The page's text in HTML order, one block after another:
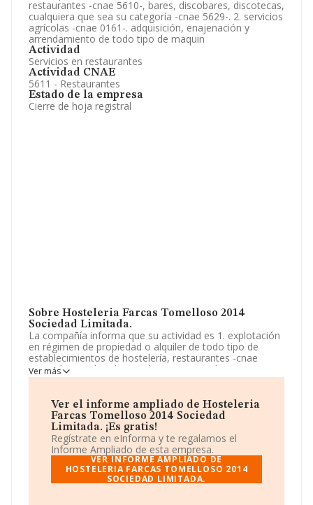
restaurantes -cnae 5610-, bares, discobares, discotecas,
cualquiera que sea su categoría -cnae 5629-. 2. servicios
agrícolas -cnae 0161-. adquisición, enajenación y
arrendamiento de todo tipo de maquin
Actividad
Servicios en restaurantes
Actividad CNAE
5611 - Restaurantes
Estado de la empresa
Cierre de hoja registral
Sobre Hosteleria Farcas Tomelloso 2014
Sociedad Limitada.
La compañía informa que su actividad es 1. explotación
en régimen de propiedad o alquiler de todo tipo de
establecimientos de hostelería, restaurantes -cnae
5610-, bares, discobares, discotecas, cualquiera que sea
su categoría -cnae 5629-. 2. servicios agrícolas -cnae
todo tipo de maquin. La empresa está registrada como
Sociedad Limitada. La actividad de referencia CNAE
corresponde a '%cnae%', cuyo Código es 5611. La
sociedad no tiene actividad en mercados exteriores.
La empresa españolaHosteleria Farcas Tomelloso
2014 Sociedad Limitada, NIF B13574678, se
encuentra en Avenida De Juan Carlos I núm. S/N,
Ver más
Ver el informe ampliado de Hosteleria
Farcas Tomelloso 2014 Sociedad
Limitada. ¡Es gratis!
Regístrate en eInforma y te regalamos el
Informe Ampliado de esta empresa.
VER INFORME AMPLIADO DE
HOSTELERIA FARCAS TOMELLOSO 2014
SOCIEDAD LIMITADA.